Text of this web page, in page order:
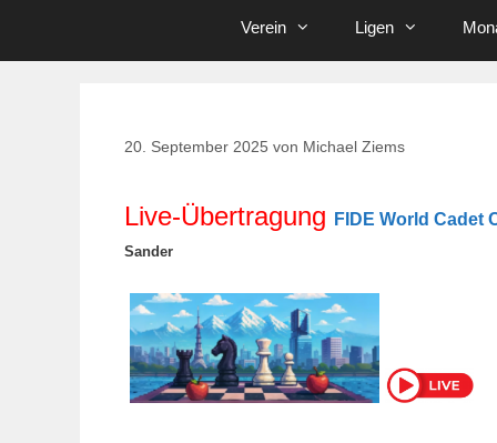
Verein Ligen
20. September 2025 von Michael Ziems
Live-Übertragung FIDE World Cadet
Sander